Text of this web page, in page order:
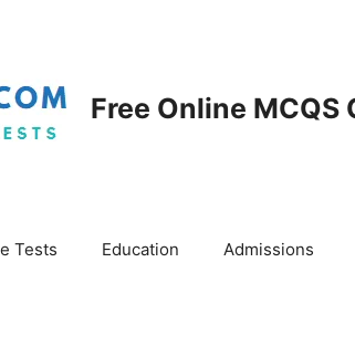
Free Online
Tests Education Admissions